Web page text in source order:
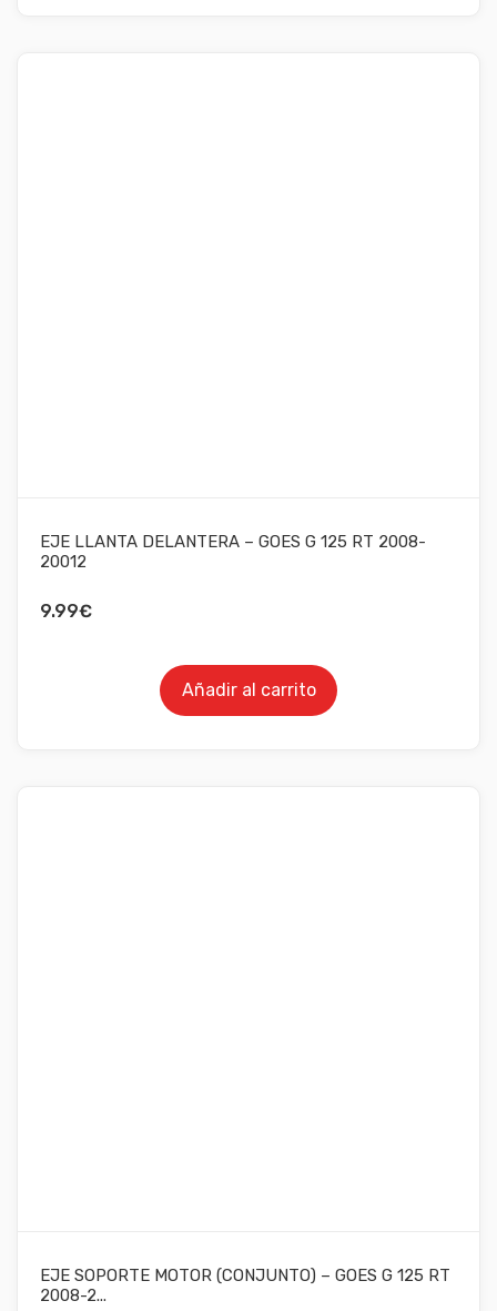
EJE LLANTA DELANTERA – GOES G 125 RT 2008-
20012
9.99€
Añadir al carrito
EJE SOPORTE MOTOR (CONJUNTO) – GOES G 125 RT
2008-2...